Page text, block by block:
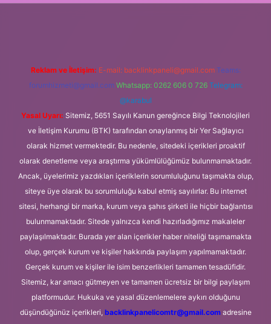
Reklam ve İletişim: E-mail: backlinkpaneli@gmail.com Teams:
forumhizmeti@gmail.com Whatsapp: 0262 606 0 726 Telegram:
@karabul
Yasal Uyarı: Sitemiz, 5651 Sayılı Kanun gereğince Bilgi Teknolojileri
ve İletişim Kurumu (BTK) tarafından onaylanmış bir Yer Sağlayıcı
olarak hizmet vermektedir. Bu nedenle, sitedeki içerikleri proaktif
olarak denetleme veya araştırma yükümlülüğümüz bulunmamaktadır.
Ancak, üyelerimiz yazdıkları içeriklerin sorumluluğunu taşımakta olup,
siteye üye olarak bu sorumluluğu kabul etmiş sayılırlar. Bu internet
sitesi, herhangi bir marka, kurum veya şahıs şirketi ile hiçbir bağlantısı
bulunmamaktadır. Sitede yalnızca kendi hazırladığımız makaleler
paylaşılmaktadır. Burada yer alan içerikler haber niteliği taşımamakta
olup, gerçek kurum ve kişiler hakkında paylaşım yapılmamaktadır.
Gerçek kurum ve kişiler ile isim benzerlikleri tamamen tesadüfidir.
Sitemiz, kar amacı gütmeyen ve tamamen ücretsiz bir bilgi paylaşım
platformudur. Hukuka ve yasal düzenlemelere aykırı olduğunu
düşündüğünüz içerikleri, backlinkpanelicomtr@gmail.comadresine